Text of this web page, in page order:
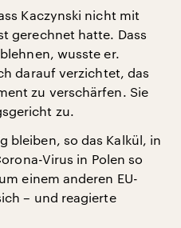
Kaczynski nicht mit
gerechnet hatte. Dass
wusste er.
darauf verzichtet, das
zu verschärfen. Sie
zu.
bleiben, so das Kalkül, in
Virus in Polen so
einem anderen EU-
– und reagierte